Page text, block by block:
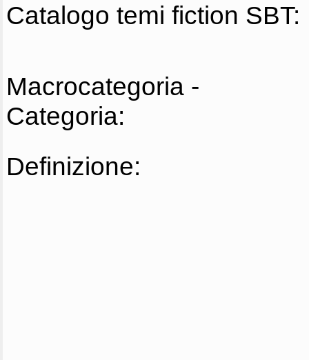
Catalogo temi fiction SBT:
Macrocategoria -
Categoria:
Definizione: